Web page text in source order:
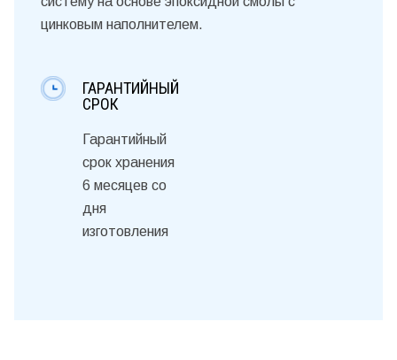
цинковым наполнителем.
ГАРАНТИЙНЫЙ
СРОК
Гарантийный
срок хранения
6 месяцев со
дня
изготовления